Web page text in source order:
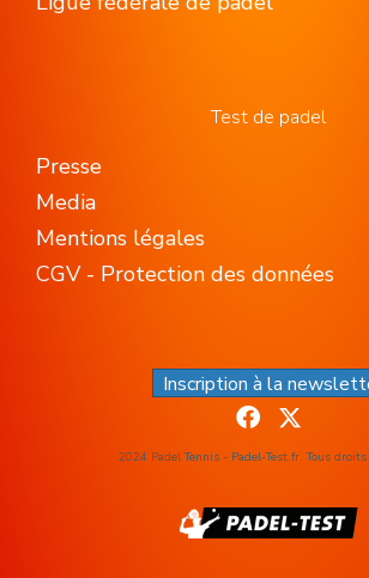
Test de padel
Presse
Media
Mentions légales
CGV - Protection des données
Inscription à la
2024 Padel Tennis - Padel-Test.fr. Tous droits